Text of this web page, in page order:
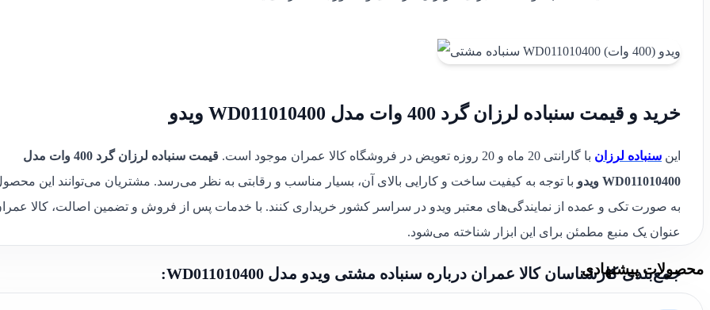
خرید و قیمت سنباده لرزان گرد 400 وات مدل WD011010400 ویدو
این سنباده لرزان با گارانتی 20 ماه و 20 روزه تعویض در فروشگاه کالا عمران موجود است.
قیمت سنباده لرزان گرد 400 وات مدل
WD011010400 ویدو
با توجه به کیفیت ساخت و کارایی بالای آن، بسیار مناسب و رقابتی به نظر می‌رسد. مشتریان می‌توانند این محصول
به صورت تکی و عمده از نمایندگی‌های معتبر ویدو در سراسر کشور خریداری کنند. با خدمات پس از فروش و تضمین اصالت، کالا
عنوان یک منبع مطمئن برای این ابزار شناخته می‌شود.
جمع‌بندی کارشناسان کالا عمران درباره سنباده مشتی ویدو مدل WD011010400:
محصولات پیشنهادی